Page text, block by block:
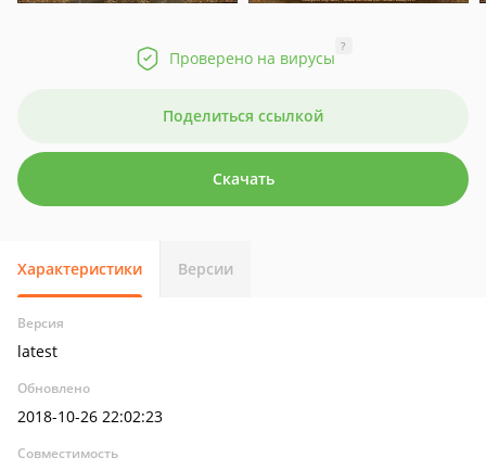
Проверено на вирусы
?
Поделиться ссылкой
Скачать
Характеристики Версии
Версия
latest
Обновлено
2018-10-26 22:02:23
Совместимость